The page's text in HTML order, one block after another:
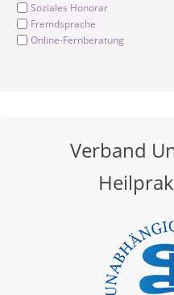
Soziales Honorar
Fremdsprache
Online-Fernberatung
Verband